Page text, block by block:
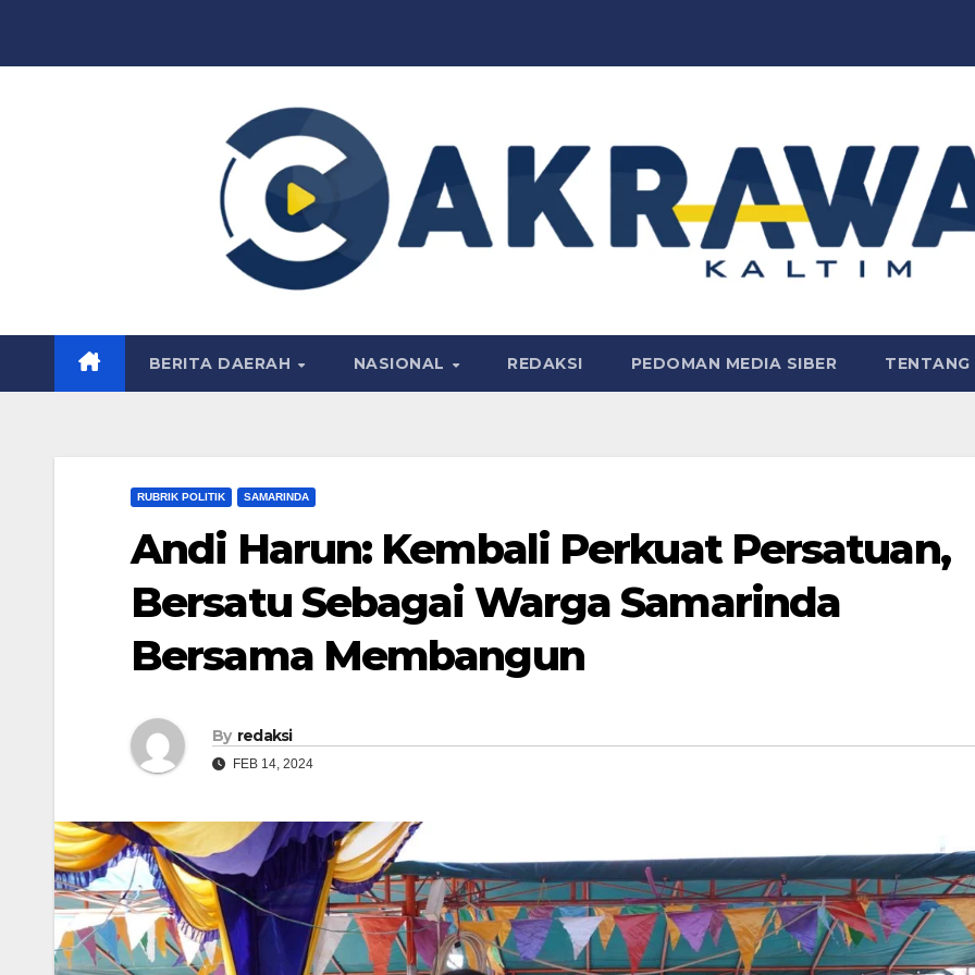
BERITA DAERAH NASIONAL REDAKSI PEDOMAN MEDIA SIBER TENTANG
RUBRIK POLITIK SAMARINDA
Andi Harun: Kembali Perkuat Persatuan,
Bersatu Sebagai Warga Samarinda
Bersama Membangun
By redaksi
FEB 14, 2024